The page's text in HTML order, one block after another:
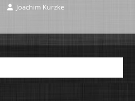
Joachim Kurzke